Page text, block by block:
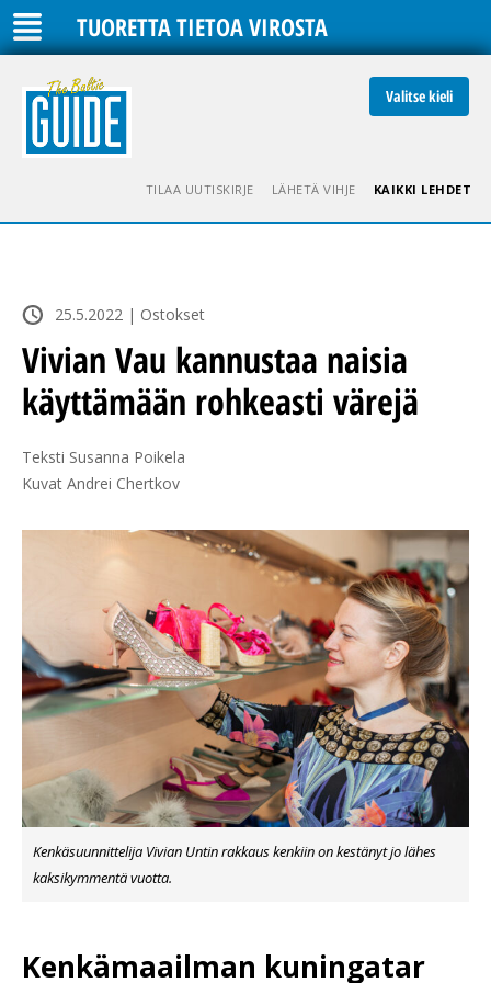
TUORETTA TIETOA VIROSTA
Valitse kieli
TILAA UUTISKIRJE LÄHETÄ VIHJE KAIKKI LEHDET
25.5.2022 | Ostokset
Vivian Vau kannustaa naisia
käyttämään rohkeasti värejä
Teksti Susanna Poikela
Kuvat Andrei Chertkov
Kenkäsuunnittelija Vivian Untin rakkaus kenkiin on kestänyt jo lähes
kaksikymmentä vuotta.
Kenkämaailman kuningatar